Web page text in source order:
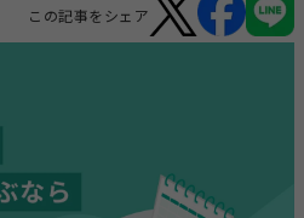
国保連請求
この記事をシェア